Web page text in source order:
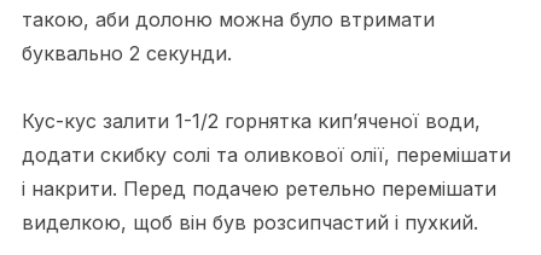
такою, аби долоню можна було втримати
буквально 2 секунди.
Кус-кус залити 1-1/2 горнятка кип’яченої води,
додати скибку солі та оливкової олії, перемішати
і накрити. Перед подачею ретельно перемішати
виделкою, щоб він був розсипчастий і пухкий.